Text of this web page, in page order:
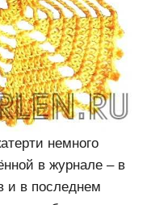
немного
в журнале – в
и в последнем